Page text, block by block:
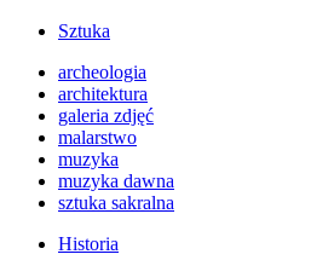
Sztuka
archeologia
architektura
galeria zdjęć
malarstwo
muzyka
muzyka dawna
sztuka sakralna
Historia